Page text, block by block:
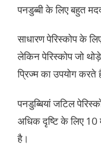
पनडुब्बी के लिए बहुत
साधारण पेरिस्कोप के
लेकिन पेरिस्कोप जो
प्रिज्म का उपयोग करते
पनडुब्बियां जटिल
अधिक दृष्टि के लिए 10
है।